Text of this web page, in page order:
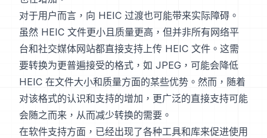
对于用户而言，向 HEIC 过渡也可能带来实际障碍。
虽然 HEIC 文件更小且质量更高，但并非所有网络平
台和社交媒体网站都直接支持上传 HEIC 文件。这需
要转换为更普遍接受的格式，如 JPEG，可能会降低
HEIC 在文件大小和质量方面的某些优势。然而，随着
对该格式的认识和支持的增加，更广泛的直接支持可能
会随之而来，从而减少转换的需要。
在软件支持方面，已经出现了各种工具和库来促进使用